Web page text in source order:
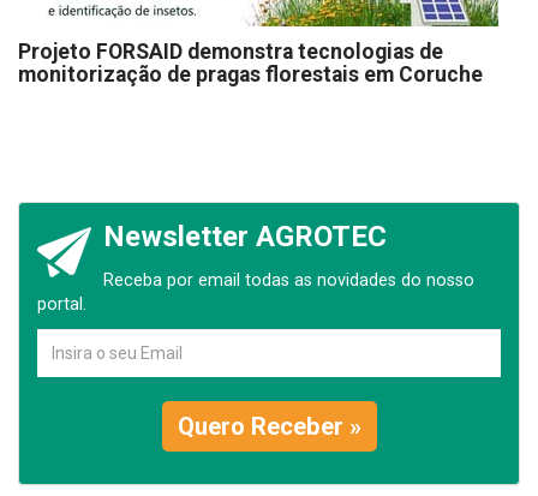
Projeto FORSAID demonstra tecnologias de
monitorização de pragas florestais em Coruche
Newsletter AGROTEC
Receba por email todas as novidades do nosso
portal.
Quero Receber »